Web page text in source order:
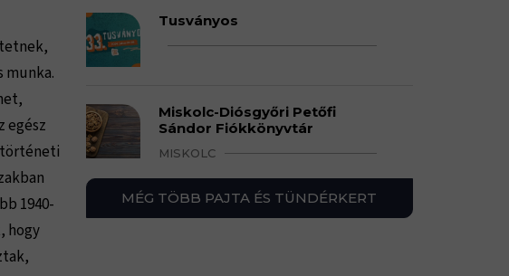
munka.
egész
1940-
hogy
Tusványos
Miskolc-Diósgyőri Petőfi
Sándor Fiókkönyvtár
MISKOLC
MÉG TÖBB PAJTA ÉS TÜNDÉRKERT